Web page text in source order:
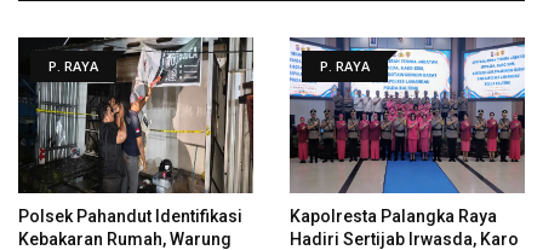
P. RAYA
Polsek Pahandut Identifikasi
Kebakaran Rumah, Warung
P. RAYA
Kapolresta Palangka Raya
Hadiri Sertijab Irwasda, Karo